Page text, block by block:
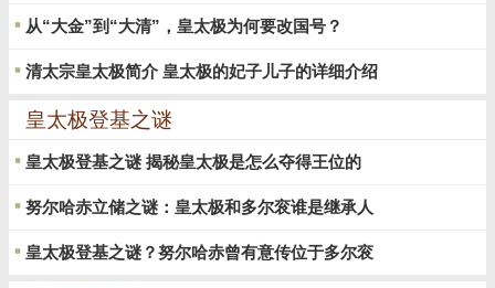
从“大金”到“大清”，皇太极为何要改国号？
清太宗皇太极简介 皇太极的妃子儿子的详细介绍
皇太极登基之谜
皇太极登基之谜 揭秘皇太极是怎么夺得王位的
努尔哈赤立储之谜：皇太极和多尔衮谁是继承人
皇太极登基之谜？努尔哈赤曾有意传位于多尔衮